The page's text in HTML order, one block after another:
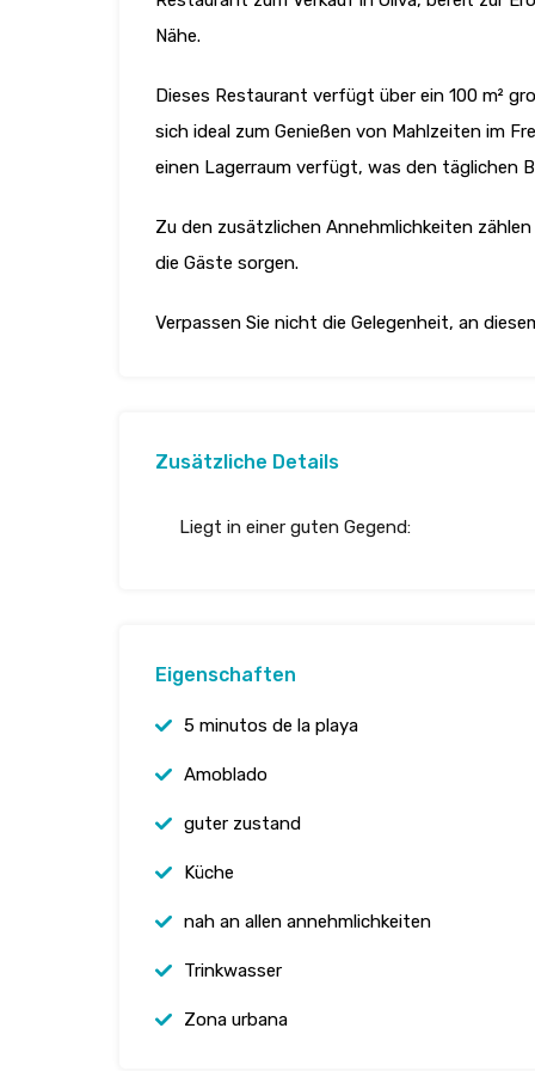
Nähe.
Dieses Restaurant verfügt über ein 100 m²
sich ideal zum Genießen von Mahlzeiten im
einen Lagerraum verfügt, was den täglichen
Zu den zusätzlichen Annehmlichkeiten
die Gäste sorgen.
Verpassen Sie nicht die Gelegenheit, an
Zusätzliche Details
Liegt in einer guten Gegend:
Eigenschaften
5 minutos de la playa
Amoblado
guter zustand
Küche
nah an allen annehmlichkeiten
Trinkwasser
Zona urbana